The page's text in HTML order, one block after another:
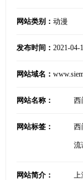
网站类别： 动漫
发布时间： 2021-04-
网站域名：
网站名称： 西
网站标签： 西
流
网站简介： 上